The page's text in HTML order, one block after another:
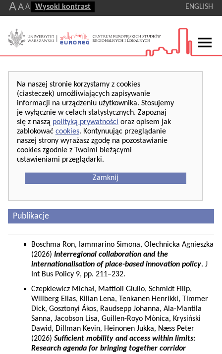
AA A Wysoki kontrast ENGLISH
Na naszej stronie korzystamy z cookies
(ciasteczek) umożliwiających zapisywanie
informacji na urządzeniu użytkownika. Stosujemy
je wyłącznie w celach statystycznych. Zapoznaj
się z naszą polityką prywatności oraz opisem jak
zablokować cookies. Kontynuując przeglądanie
naszej strony wyrażasz zgodę na pozostawianie
cookies zgodnie z Twoimi bieżącymi
ustawieniami przeglądarki.
Zamknij
Publikacje
Boschma Ron, Iammarino Simona, Olechnicka Agnieszka
(2026) Interregional collaboration and the
internationalisation of place-based innovation policy. J
Int Bus Policy 9, pp. 211–232.
Czepkiewicz Michał, Mattioli Giulio, Schmidt Filip,
Willberg Elias, Kilian Lena, Tenkanen Henrikki, Timmer
Dick, Gosztonyi Ákos, Raudsepp Johanna, Ala-Mantila
Sanna, Jacobson Lisa, Guillen-Royo Mònica, Krysiński
Dawid, Dillman Kevin, Heinonen Jukka, Næss Peter
(2026) Sufficient mobility and access within limits:
Research agenda for bringing together corridor